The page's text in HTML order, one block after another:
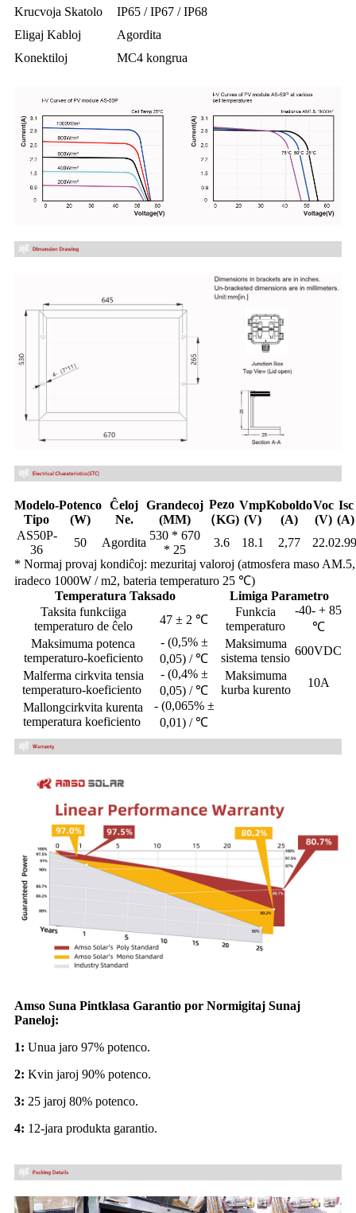
Krucvoja Skatolo
IP65 / IP67 / IP68
Eligaj Kabloj
Agordita
Konektiloj
MC4 kongrua
Modelo-
Tipo
Potenco
(W)
Ĉeloj
Ne.
Grandecoj
(MM)
Pezo
（KG)
Vmp
(V)
Koboldo
(A)
Voc
(V)
Isc
(A)
AS50P-
36
50 Agordita
530 * 670
* 25
3.6 18.1 2,77 22.02.99
* Normaj provaj kondiĉoj: mezuritaj valoroj (atmosfera maso AM.5,
iradeco 1000W / m2, bateria temperaturo 25 ℃)
Temperatura Taksado
Limiga Parametro
Taksita funkciiga
temperaturo de ĉelo
47 ± 2 ℃
Funkcia
temperaturo
-40- + 85
℃
Maksimuma potenca
temperaturo-koeficiento
- (0,5% ±
0,05) / ℃
Maksimuma
sistema tensio
600VDC
Malferma cirkvita tensia
temperaturo-koeficiento
- (0,4% ±
0,05) / ℃
Maksimuma
kurba kurento
10A
Mallongcirkvita kurenta
temperatura koeficiento
- (0,065% ±
0,01) / ℃
Amso Suna Pintklasa Garantio por Normigitaj Sunaj
Paneloj:
1: Unua jaro 97% potenco.
2: Kvin jaroj 90% potenco.
3: 25 jaroj 80% potenco.
4: 12-jara produkta garantio.